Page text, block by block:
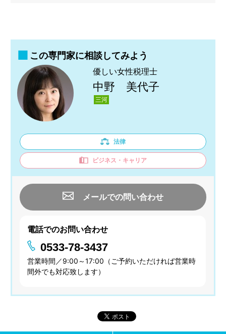
この専門家に相談してみよう
優しい女性税理士
中野 美代子
三河
法律
ビジネス・キャリア
メールでの問い合わせ
電話でのお問い合わせ
0533-78-3437
営業時間／9:00～17:00（ご予約いただければ営業時
間外でも対応致します）